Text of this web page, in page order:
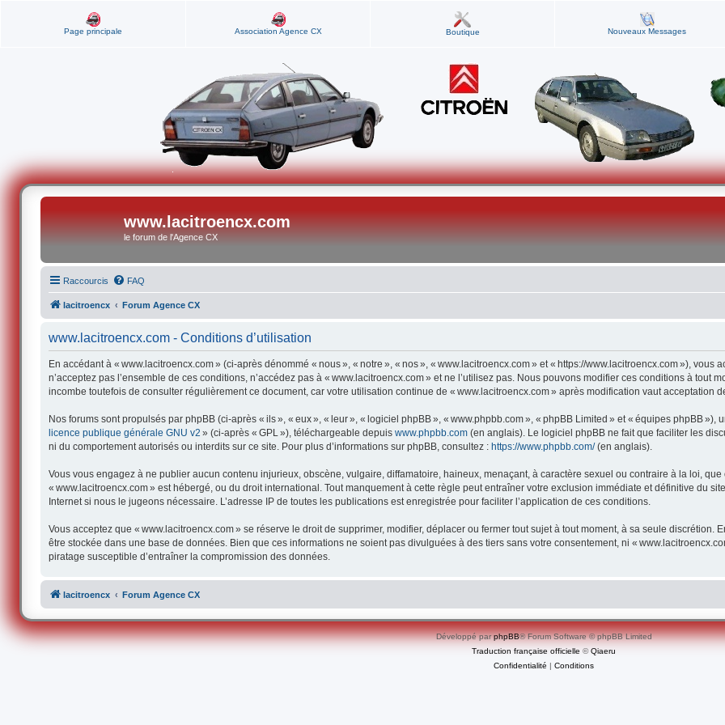
Page principale Association Agence CX Boutique Nouveaux Messages
www.lacitroencx.com
le forum de l'Agence CX
Raccourcis FAQ
lacitroencx Forum Agence CX
www.lacitroencx.com - Conditions d’utilisation
En accédant à « www.lacitroencx.com » (ci-après dénommé « nous », « notre », « nos », « www.lacitroencx.com » et « https://www.lacitroencx.com »),
n’acceptez pas l’ensemble de ces conditions, n’accédez pas à « www.lacitroencx.com » et ne l’utilisez pas. Nous pouvons modifier ces conditions à tout
incombe toutefois de consulter régulièrement ce document, car votre utilisation continue de « www.lacitroencx.com » après modification vaut acceptation
Nos forums sont propulsés par phpBB (ci-après « ils », « eux », « leur », « logiciel phpBB », « www.phpbb.com », « phpBB Limited » et « équipes phpBB
licence publique générale GNU v2 » (ci-après « GPL »), téléchargeable depuiswww.phpbb.com (en anglais). Le logiciel phpBB ne fait que faciliter les
ni du comportement autorisés ou interdits sur ce site. Pour plus d’informations sur phpBB, consultez : https://www.phpbb.com/(en anglais).
Vous vous engagez à ne publier aucun contenu injurieux, obscène, vulgaire, diffamatoire, haineux, menaçant, à caractère sexuel ou contraire à la loi,
« www.lacitroencx.com » est hébergé, ou du droit international. Tout manquement à cette règle peut entraîner votre exclusion immédiate et définitive du
Internet si nous le jugeons nécessaire. L’adresse IP de toutes les publications est enregistrée pour faciliter l’application de ces conditions.
Vous acceptez que « www.lacitroencx.com » se réserve le droit de supprimer, modifier, déplacer ou fermer tout sujet à tout moment, à sa seule discrétion.
être stockée dans une base de données. Bien que ces informations ne soient pas divulguées à des tiers sans votre consentement, ni «
piratage susceptible d’entraîner la compromission des données.
lacitroencx Forum Agence CX
Développé parphpBB® Forum Software © phpBB Limited
Traduction française officielle ©Qiaeru
Confidentialité | Conditions